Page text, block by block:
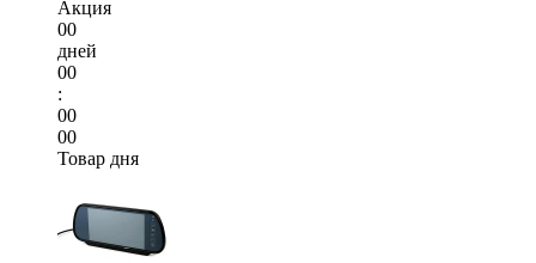
Акция
00
дней
00
:
00
00
Товар дня